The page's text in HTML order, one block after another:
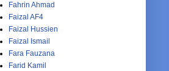
Fahrin Ahmad
Faizal AF4
Faizal Hussien
Faizal Ismail
Fara Fauzana
Farid Kamil